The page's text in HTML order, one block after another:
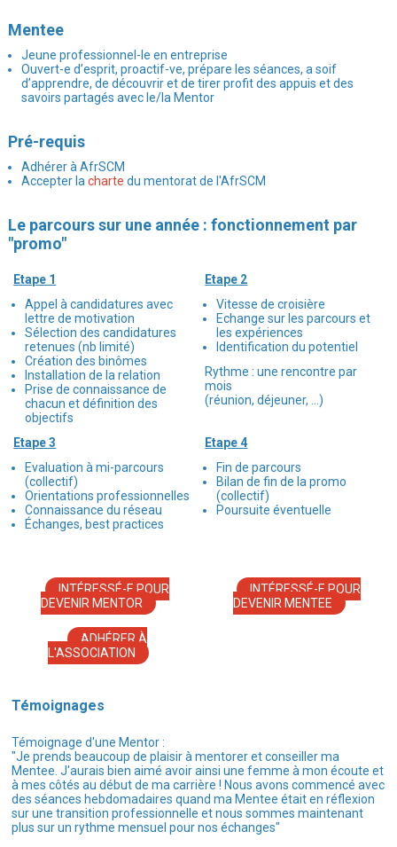
Mentee
Jeune professionnel-le en entreprise
Ouvert-e d’esprit, proactif-ve, prépare les séances, a soif
d’apprendre, de découvrir et de tirer profit des appuis et des
savoirs partagés avec le/la Mentor
Pré-requis
Adhérer à AfrSCM
Accepter la charte du mentorat de l'AfrSCM
Le parcours sur une année : fonctionnement par
"promo"
Etape 1
Appel à candidatures avec
lettre de motivation
Sélection des candidatures
retenues (nb limité)
Création des binômes
Installation de la relation
Prise de connaissance de
chacun et définition des
objectifs
Etape 2
Vitesse de croisière
Echange sur les parcours et
les expériences
Identification du potentiel
Rythme : une rencontre par
mois
(réunion, déjeuner, …)
Etape 3
Evaluation à mi-parcours
(collectif)
Orientations professionnelles
Connaissance du réseau
Échanges, best practices
Etape 4
Fin de parcours
Bilan de fin de la promo
(collectif)
Poursuite éventuelle
INTÉRESSÉ-E POUR
DEVENIR MENTOR
INTÉRESSÉ-E POUR
DEVENIR MENTEE
ADHÉRER À
L'ASSOCIATION
Témoignages
Témoignage d'une Mentor :
"Je prends beaucoup de plaisir à mentorer et conseiller ma
Mentee. J'aurais bien aimé avoir ainsi une femme à mon écoute et
à mes côtés au début de ma carrière ! Nous avons commencé avec
des séances hebdomadaires quand ma Mentee était en réflexion
sur une transition professionnelle et nous sommes maintenant
plus sur un rythme mensuel pour nos échanges"